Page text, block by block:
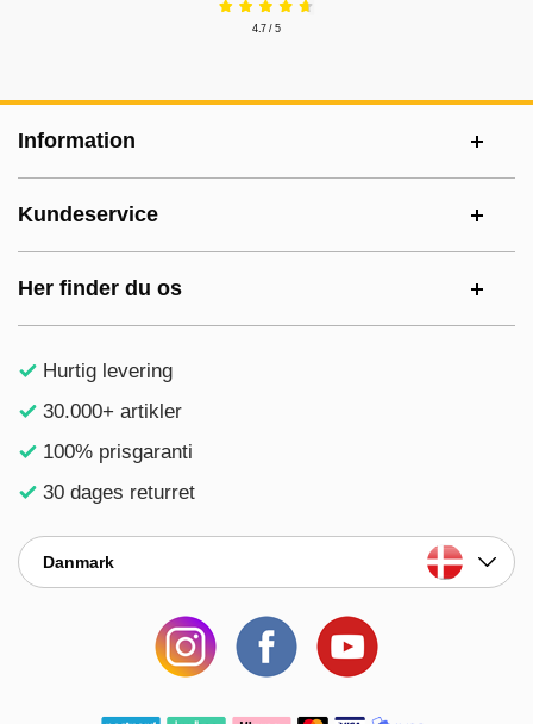
4.7 / 5
Information
Kundeservice
Her finder du os
Hurtig levering
30.000+ artikler
100% prisgaranti
30 dages returret
Danmark